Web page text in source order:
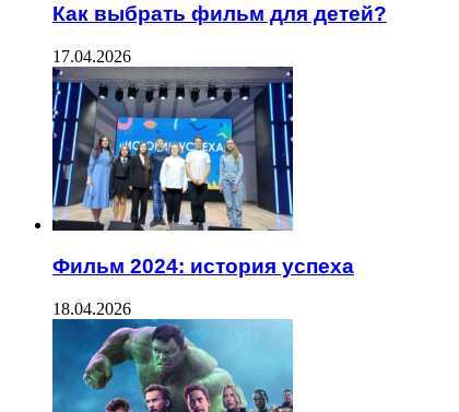
Как выбрать фильм для детей?
17.04.2026
Фильм 2024: история успеха
18.04.2026